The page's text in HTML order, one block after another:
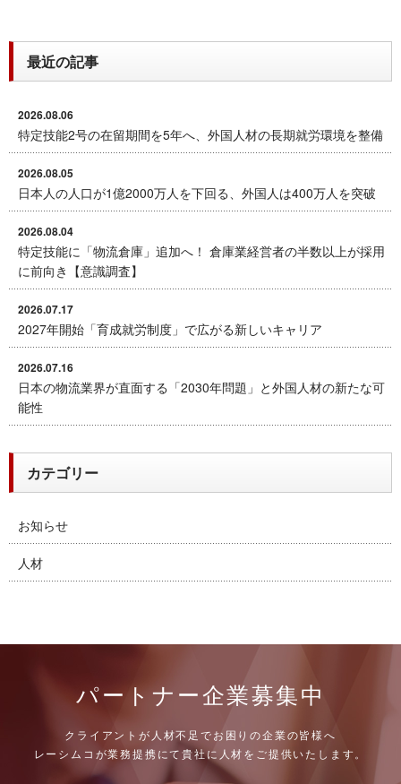
最近の記事
2026.08.06
特定技能2号の在留期間を5年へ、外国人材の長期就労環境を整備
2026.08.05
日本人の人口が1億2000万人を下回る、外国人は400万人を突破
2026.08.04
特定技能に「物流倉庫」追加へ！ 倉庫業経営者の半数以上が採用
に前向き【意識調査】
2026.07.17
2027年開始「育成就労制度」で広がる新しいキャリア
2026.07.16
日本の物流業界が直面する「2030年問題」と外国人材の新たな可
能性
カテゴリー
お知らせ
人材
パートナー企業募集中
クライアントが人材不足でお困りの企業の皆様へ
レーシムコが業務提携にて貴社に人材をご提供いたします。